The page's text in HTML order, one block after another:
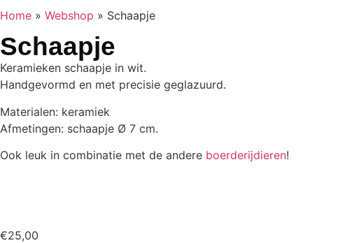
Home » Webshop » Schaapje
Schaapje
Keramieken schaapje in wit.
Handgevormd en met precisie geglazuurd.
Materialen: keramiek
Afmetingen: schaapje Ø 7 cm.
Ook leuk in combinatie met de andere boerderijdieren!
€25,00